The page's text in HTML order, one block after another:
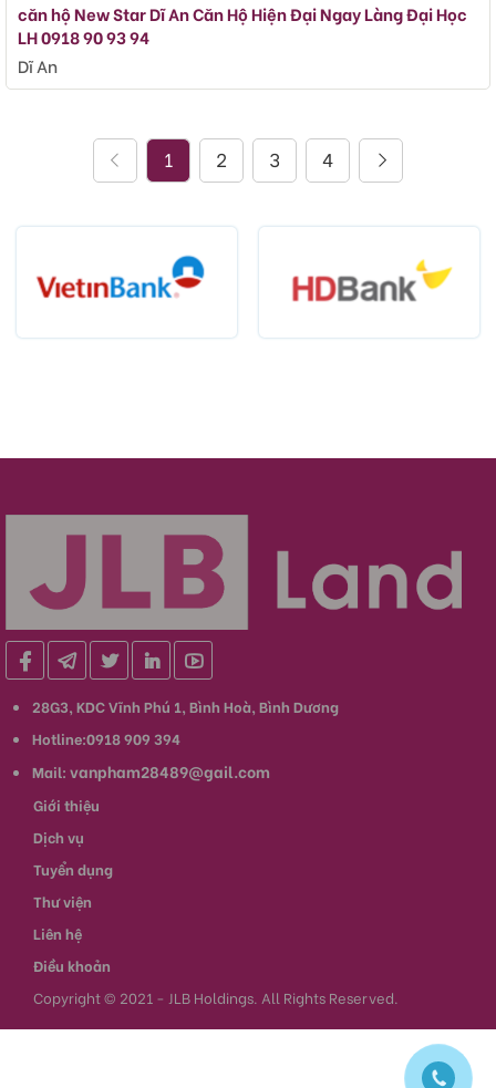
căn hộ New Star Dĩ An Căn Hộ Hiện Đại Ngay Làng Đại Học
LH 0918 90 93 94
Dĩ An
1 2 3 4
28G3, KDC Vĩnh Phú 1, Bình Hoà, Bình Dương
Hotline:0918 909 394
Mail: vanpham28489@gail.com
Giới thiệu
Dịch vụ
Tuyển dụng
Thư viện
Liên hệ
Điều khoản
Copyright © 2021 - JLB Holdings. All Rights Reserved.